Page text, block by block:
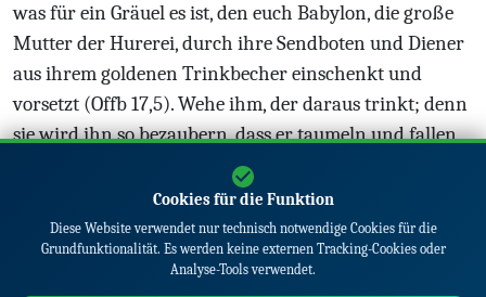
was für ein Gräuel es ist, den euch Babylon, die große
Mutter der Hurerei, durch ihre Sendboten und Diener
aus ihrem goldenen Trinkbecher einschenkt und
vorsetzt (Offb 17,5). Wehe ihm, der daraus trinkt; denn
sie wird ihn so bezaubern, dass er taumeln und fallen
Cookies für die Funktion
Diese Website verwendet nur technisch notwendige Cookies für die
Grundfunktionalität. Es werden keine externen Tracking-Cookies oder
Analyse-Tools verwendet.